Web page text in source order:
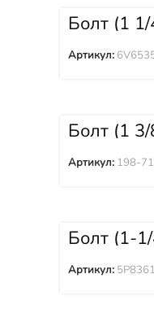
Болт (1
6V6535
Артикул:
Болт (1 3/
198-71-
Артикул: 198-
Болт (1-
IN) 5P8361
Артикул: 5P8361